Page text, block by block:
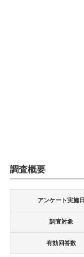
調査概要
アンケート実施日
調査対象
有効回答数